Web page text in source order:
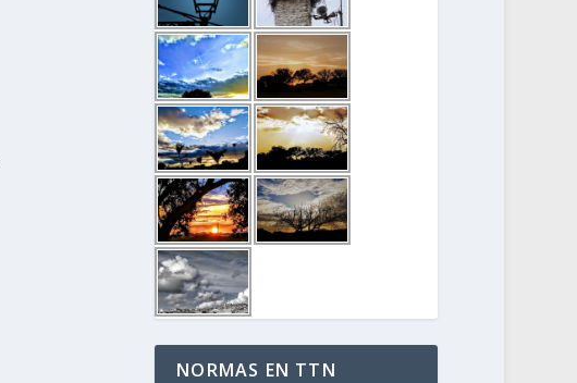
NORMAS EN TTN